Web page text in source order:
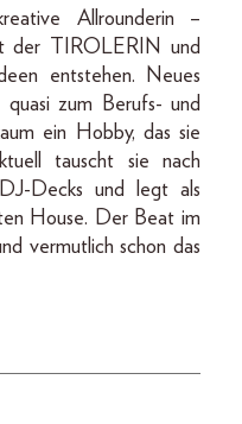
Allrounderin –
der TIROLERIN und
entstehen. Neues
zum Berufs- und
ein Hobby, das sie
tauscht sie nach
Decks und legt als
House. Der Beat im
vermutlich schon das